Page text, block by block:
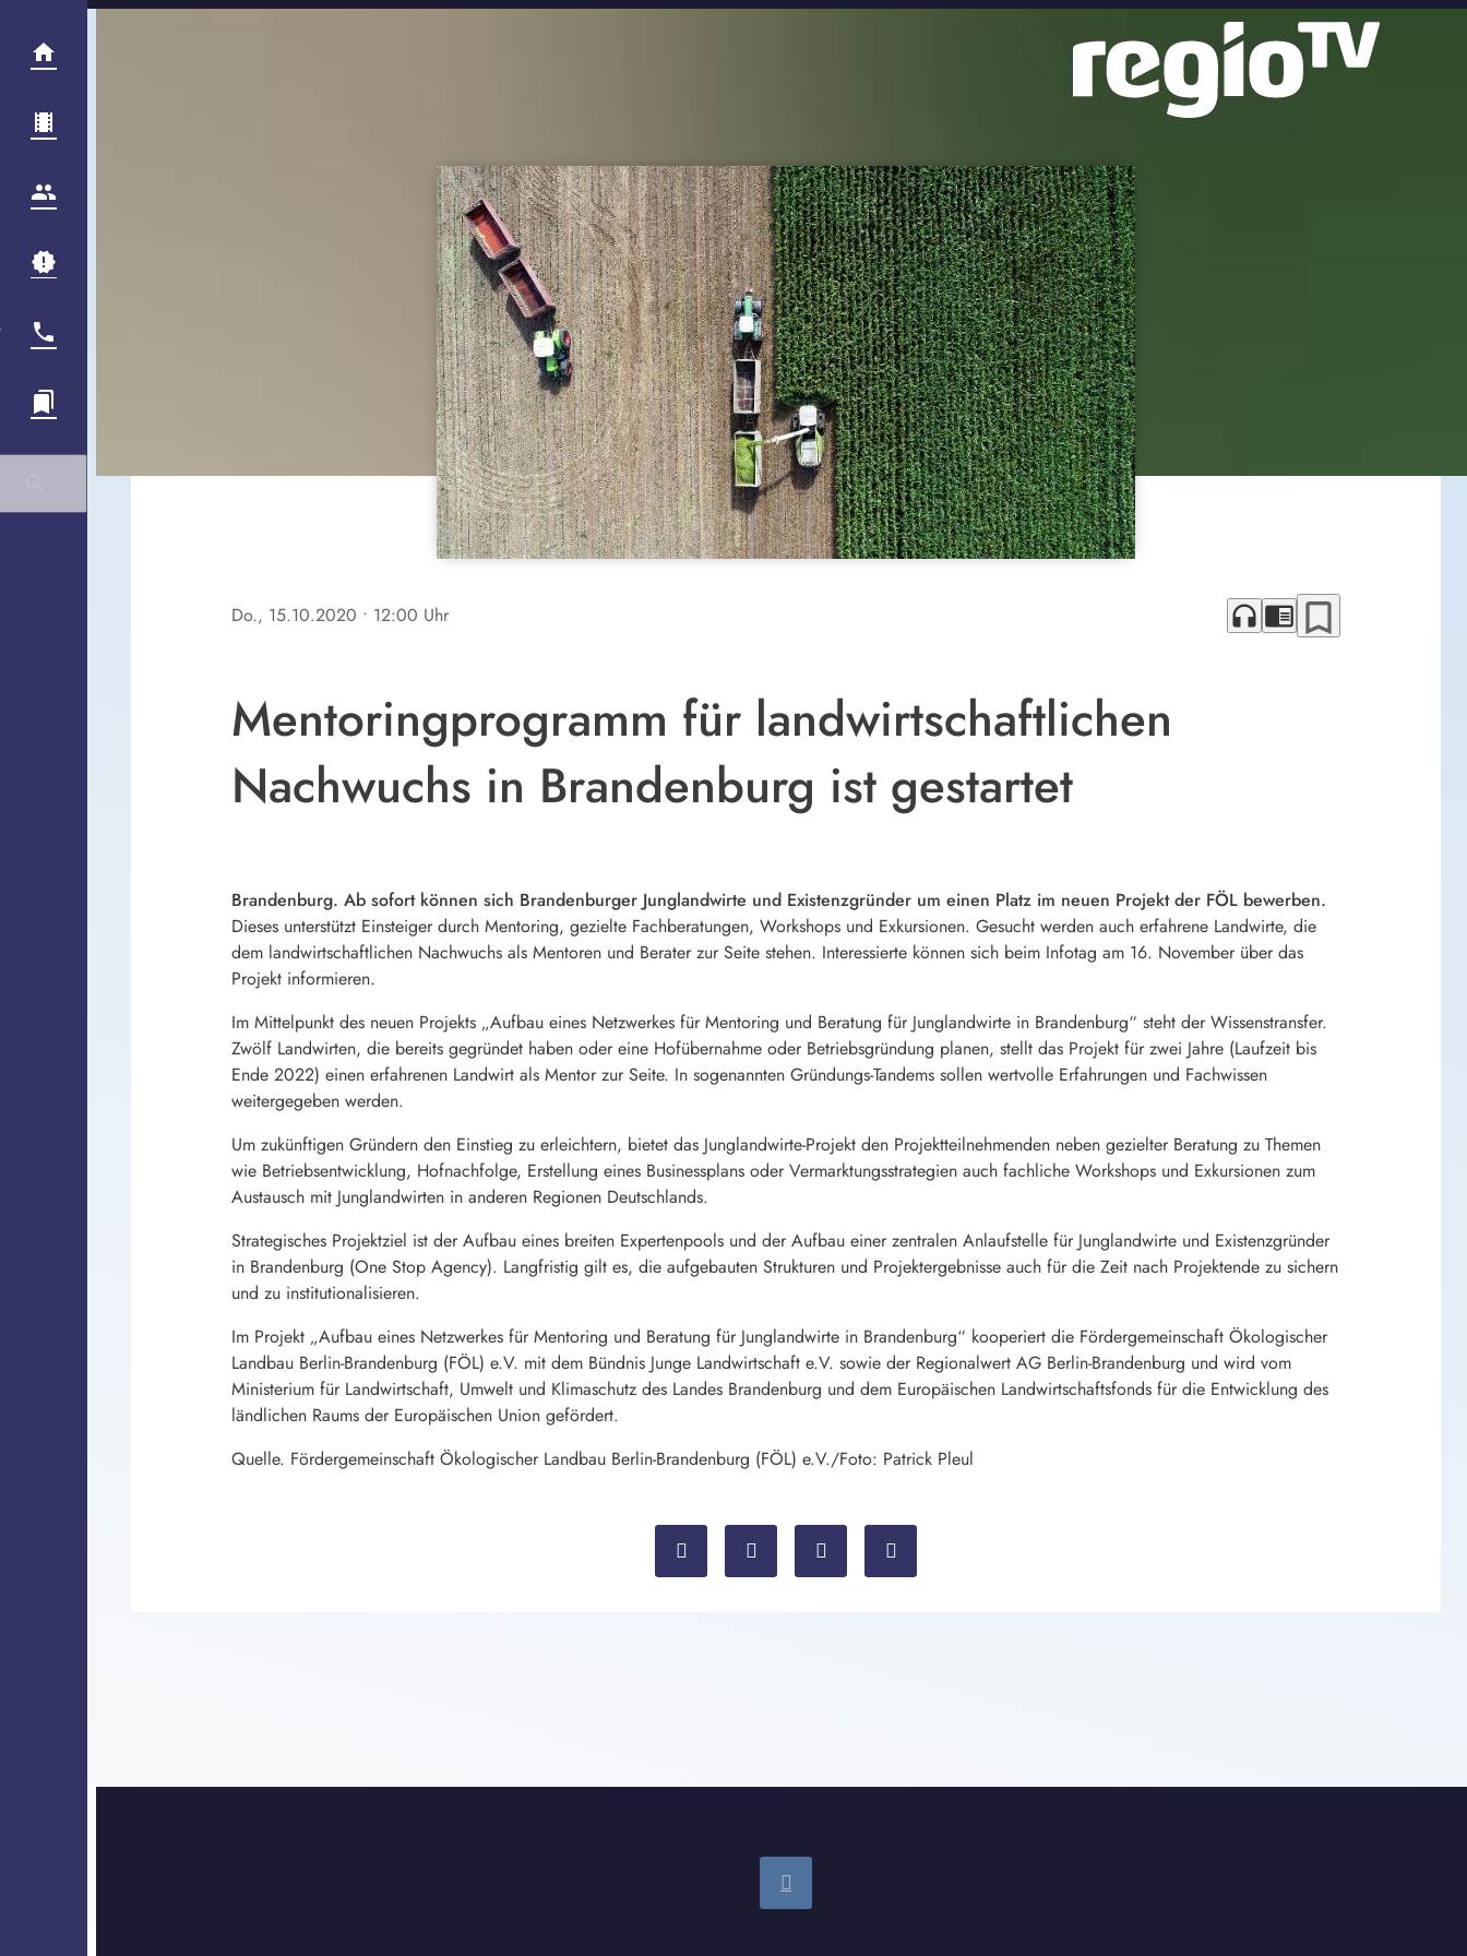
Do., 15.10.2020 • 12:00 Uhr headphones chrome_reader_mode bookmark_border
Mentoringprogramm für landwirtschaftlichen
Nachwuchs in Brandenburg ist gestartet
Brandenburg. Ab sofort können sich Brandenburger Junglandwirte und Existenzgründer um einen Platz im neuen Projekt der FÖL bewerben.
Dieses unterstützt Einsteiger durch Mentoring, gezielte Fachberatungen, Workshops und Exkursionen. Gesucht werden auch erfahrene Landwirte, die
dem landwirtschaftlichen Nachwuchs als Mentoren und Berater zur Seite stehen. Interessierte können sich beim Infotag am 16. November über das
Projekt informieren.
Im Mittelpunkt des neuen Projekts „Aufbau eines Netzwerkes für Mentoring und Beratung für Junglandwirte in Brandenburg“ steht der Wissenstransfer.
Zwölf Landwirten, die bereits gegründet haben oder eine Hofübernahme oder Betriebsgründung planen, stellt das Projekt für zwei Jahre (Laufzeit bis
Ende 2022) einen erfahrenen Landwirt als Mentor zur Seite. In sogenannten Gründungs-Tandems sollen wertvolle Erfahrungen und Fachwissen
weitergegeben werden.
Um zukünftigen Gründern den Einstieg zu erleichtern, bietet das Junglandwirte-Projekt den Projektteilnehmenden neben gezielter Beratung zu Themen
wie Betriebsentwicklung, Hofnachfolge, Erstellung eines Businessplans oder Vermarktungsstrategien auch fachliche Workshops und Exkursionen zum
Austausch mit Junglandwirten in anderen Regionen Deutschlands.
Strategisches Projektziel ist der Aufbau eines breiten Expertenpools und der Aufbau einer zentralen Anlaufstelle für Junglandwirte und Existenzgründer
in Brandenburg (One Stop Agency). Langfristig gilt es, die aufgebauten Strukturen und Projektergebnisse auch für die Zeit nach Projektende zu sichern
und zu institutionalisieren.
Im Projekt „Aufbau eines Netzwerkes für Mentoring und Beratung für Junglandwirte in Brandenburg“ kooperiert die Fördergemeinschaft Ökologischer
Landbau Berlin-Brandenburg (FÖL) e.V. mit dem Bündnis Junge Landwirtschaft e.V. sowie der Regionalwert AG Berlin-Brandenburg und wird vom
Ministerium für Landwirtschaft, Umwelt und Klimaschutz des Landes Brandenburg und dem Europäischen Landwirtschaftsfonds für die Entwicklung des
ländlichen Raums der Europäischen Union gefördert.
Quelle. Fördergemeinschaft Ökologischer Landbau Berlin-Brandenburg (FÖL) e.V./Foto: Patrick Pleul